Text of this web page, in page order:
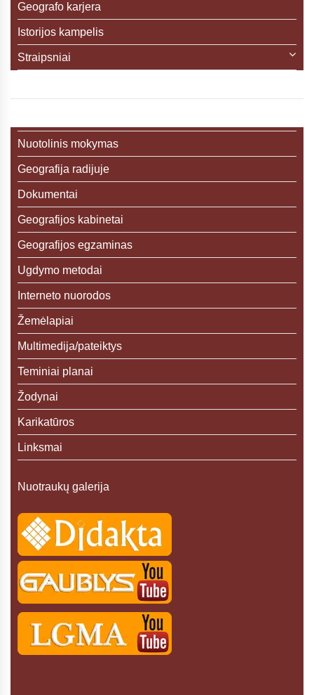
Geografo karjera
Istorijos kampelis
Straipsniai
Nuotolinis mokymas
Geografija radijuje
Dokumentai
Geografijos kabinetai
Geografijos egzaminas
Ugdymo metodai
Interneto nuorodos
Žemėlapiai
Multimedija/pateiktys
Teminiai planai
Žodynai
Karikatūros
Linksmai
Nuotraukų galerija